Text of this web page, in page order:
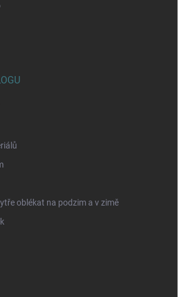
oblékat na podzim a v zimě